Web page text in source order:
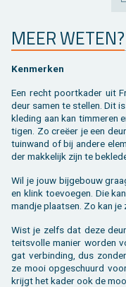
MEER WETEN?
Ken­mer­ken
Een recht poort­ka­der uit
deur samen te stel­len. Dit
kle­ding aan kan tim­me­ren
ti­gen. Zo creëer je een
tuin­wand of bij an­de­re
der mak­ke­lijk zijn te
Wil je jouw bij­ge­bouw
en klink toe­voe­gen. Die
mand­je plaat­sen. Zo kan je
Wist je zelfs dat deze
teits­vol­le ma­nier wor­den
gat ver­bin­ding, dus
ze mooi op­ge­schuurd
krijgt het kader ook de